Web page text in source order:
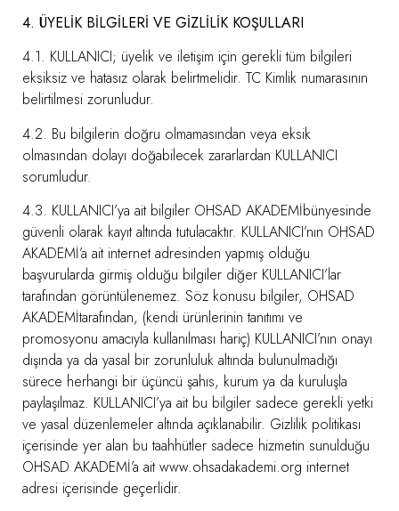
4. ÜYELİK BİLGİLERİ VE GİZLİLİK KOŞULLARI
4.1. KULLANICI; üyelik ve iletişim için gerekli tüm bilgileri
eksiksiz ve hatasız olarak belirtmelidir. TC Kimlik numarasının
belirtilmesi zorunludur.
4.2. Bu bilgilerin doğru olmamasından veya eksik
olmasından dolayı doğabilecek zararlardan KULLANICI
sorumludur.
4.3. KULLANICI’ya ait bilgiler OHSAD AKADEMİbünyesinde
güvenli olarak kayıt altında tutulacaktır. KULLANICI’nın OHSAD
AKADEMİ’a ait internet adresinden yapmış olduğu
başvurularda girmiş olduğu bilgiler diğer KULLANICI’lar
tarafından görüntülenemez. Söz konusu bilgiler, OHSAD
AKADEMİtarafından, (kendi ürünlerinin tanıtımı ve
promosyonu amacıyla kullanılması hariç) KULLANICI’nın onayı
dışında ya da yasal bir zorunluluk altında bulunulmadığı
sürece herhangi bir üçüncü şahıs, kurum ya da kuruluşla
paylaşılmaz. KULLANICI’ya ait bu bilgiler sadece gerekli yetki
ve yasal düzenlemeler altında açıklanabilir. Gizlilik politikası
içerisinde yer alan bu taahhütler sadece hizmetin sunulduğu
OHSAD AKADEMİ’a ait www.ohsadakademi.org internet
adresi içerisinde geçerlidir.